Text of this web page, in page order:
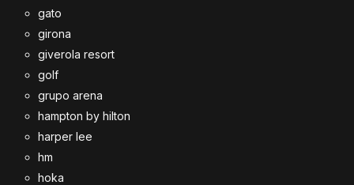
gato
girona
giverola resort
golf
grupo arena
hampton by hilton
harper lee
hm
hoka